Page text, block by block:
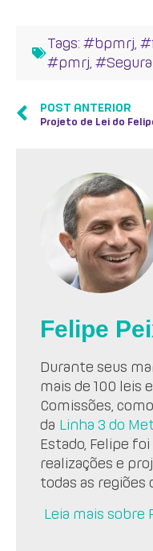
Tags: #bpmrj
#pmrj
POST ANTERIOR
Felipe
Durante seus
mais de 100 leis
Comissões,
da Linha 3 do
Estado, Felipe
realizações e
todas as regiões
Leia mais sobre